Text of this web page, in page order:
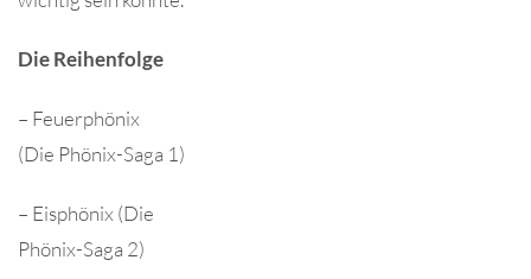
Die Reihenfolge
– Feuerphönix
(Die Phönix-Saga 1)
– Eisphönix (Die
Phönix-Saga 2)